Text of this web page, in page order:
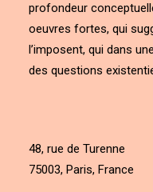
profondeur
oeuvres fortes, qui
l’imposent, qui dans
des questions
48, rue de Turenne
75003, Paris, France